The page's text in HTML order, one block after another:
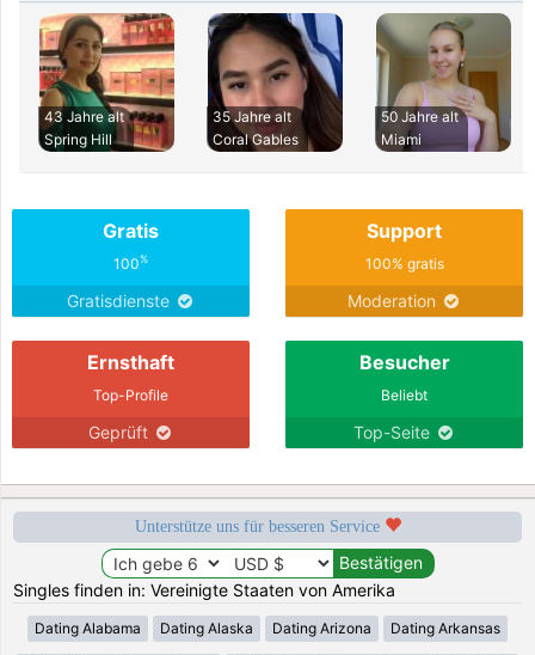
43 Jahre alt
Spring Hill
35 Jahre alt
Coral Gables
50 Jahre alt
Miami
Gratis
100%
Gratisdienste
Support
100% gratis
Moderation
Ernsthaft
Top-Profile
Geprüft
Besucher
Beliebt
Top-Seite
Unterstütze uns für besseren Service
Singles finden in: Vereinigte Staaten von Amerika
Dating Alabama Dating Alaska Dating Arizona Dating Arkansas